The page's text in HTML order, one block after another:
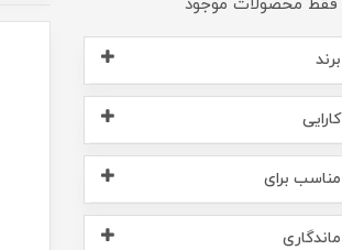
فقط محصولات موجود
برند
کارایی
مناسب برای
ماندگاری